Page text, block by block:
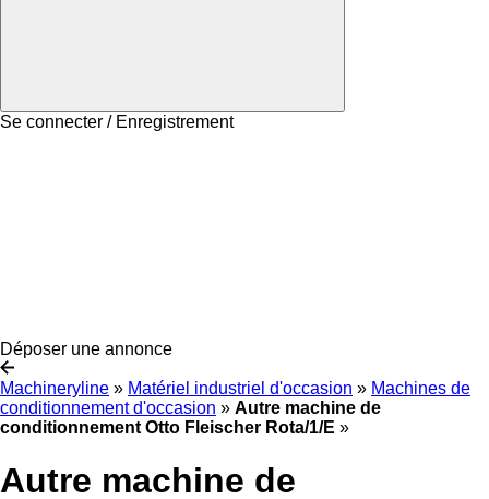
Se connecter / Enregistrement
Déposer une annonce
Machineryline » Matériel industriel d'occasion » Machines de
conditionnement d'occasion » Autre machine de
conditionnement Otto Fleischer Rota/1/E »
Autre machine de